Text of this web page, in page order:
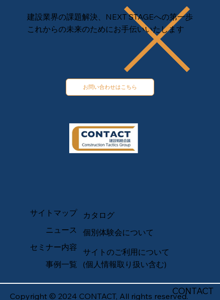
建設業界の課題解決、NEXT STAGEへの第一歩
これからの未来のためにお手伝いいたします
お問い合わせはこちら
サイトマップ
ニュース
セミナー内容
事例一覧
カタログ
個別体験会について
サイトのご利用について
(個人情報取り扱い含む)
Copyright © 2024 CONTACT, All rights reserved.CONTACT